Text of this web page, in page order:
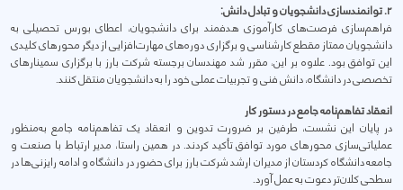
۲. توانمندسازی دانشجویان و تبادل دانش:
فراهم‌سازی فرصت‌های کارآموزی هدفمند برای دانشجویان، اعطای بورس تحصیلی به
دانشجویان ممتاز مقطع کارشناسی و برگزاری دوره‌های مهارت‌افزایی از دیگر محورهای کلیدی
این توافق بود. علاوه بر این، مقرر شد مهندسان برجسته شرکت بارز با برگزاری سمینارهای
تخصصی در دانشگاه، دانش فنی و تجربیات عملی خود را به دانشجویان منتقل کنند.
انعقاد تفاهم‌نامه جامع در دستور کار
در پایان این نشست، طرفین بر ضرورت تدوین و انعقاد یک تفاهم‌نامه جامع به‌منظور
عملیاتی‌سازی محورهای مورد توافق تأکید کردند. در همین راستا، مدیر ارتباط با صنعت و
جامعه دانشگاه کردستان از مدیران ارشد شرکت بارز برای حضور در دانشگاه و ادامه رایزنی‌ها در
سطحی کلان‌تر دعوت به عمل آورد.